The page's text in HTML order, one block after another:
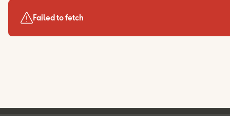
Failed to fetch